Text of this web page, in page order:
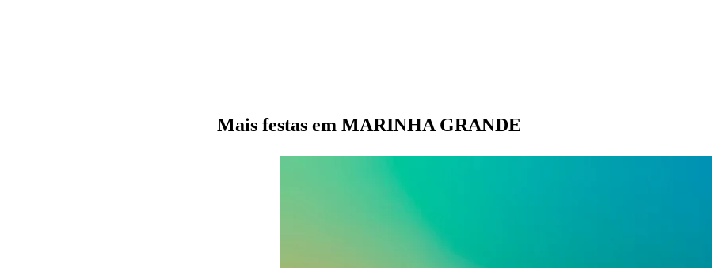
Mais festas em MARINHA GRANDE